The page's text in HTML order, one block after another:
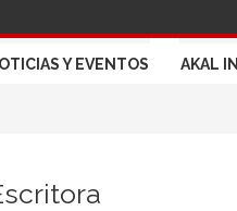
Y EVENTOS AKAL